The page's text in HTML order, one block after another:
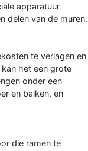
apparatuur
delen van de muren.
te verlagen en
het een grote
onder een
en balken, en
die ramen te